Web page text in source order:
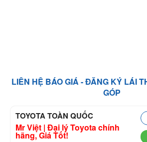
LIÊN HỆ BÁO GIÁ - ĐĂNG KÝ LÁI
GÓP
TOYOTA TOÀN QUỐC
Mr Việt | Đại lý Toyota chính
hãng, Giá Tốt!